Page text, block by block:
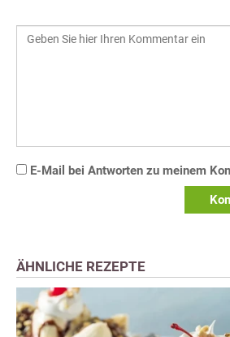
E-Mail bei Antworten zu meinem
ÄHNLICHE REZEPTE